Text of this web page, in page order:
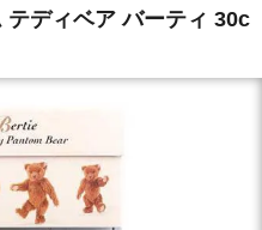
テディベア バーティ 30c